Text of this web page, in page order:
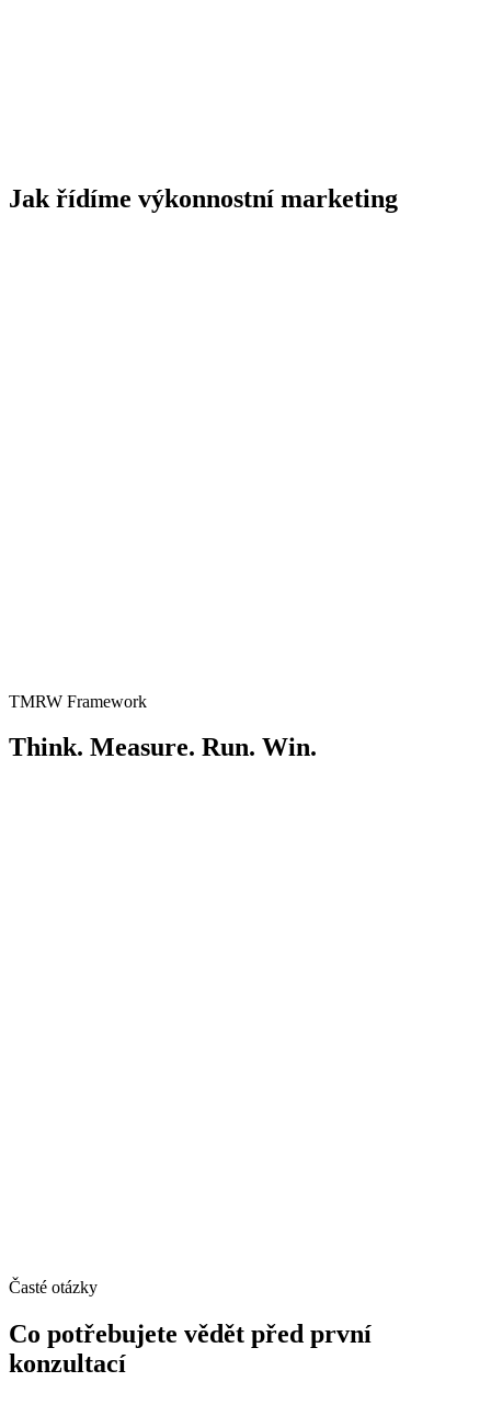
čekáte růst bez testování nabídky, kanálů a měření
Jak řídíme výkonnostní marketing
TMRW Framework
Think. Measure. Run. Win.
Časté otázky
Co potřebujete vědět před první
konzultací